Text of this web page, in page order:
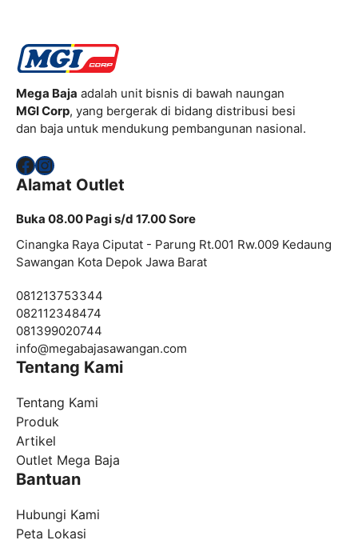
Mega Baja adalah unit bisnis di bawah naungan
MGI Corp, yang bergerak di bidang distribusi besi
dan baja untuk mendukung pembangunan nasional.
Facebook
Instagram
Alamat Outlet
Buka 08.00 Pagi s/d 17.00 Sore
Cinangka Raya Ciputat - Parung Rt.001 Rw.009 Kedaung
Sawangan Kota Depok Jawa Barat
081213753344
082112348474
081399020744
info@megabajasawangan.com
Tentang Kami
Tentang Kami
Produk
Artikel
Outlet Mega Baja
Bantuan
Hubungi Kami
Peta Lokasi